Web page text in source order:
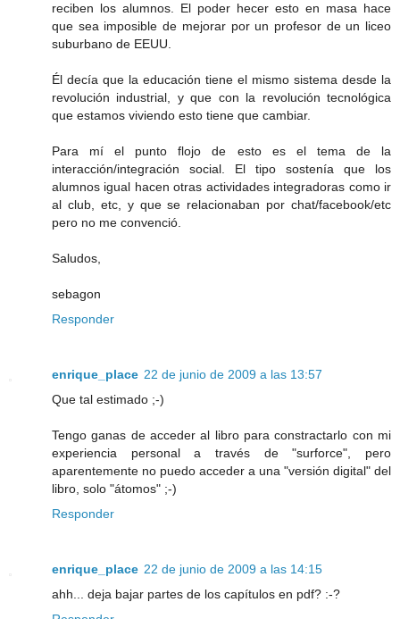
reciben los alumnos. El poder hecer esto en masa hace
que sea imposible de mejorar por un profesor de un liceo
suburbano de EEUU.
Él decía que la educación tiene el mismo sistema desde la
revolución industrial, y que con la revolución tecnológica
que estamos viviendo esto tiene que cambiar.
Para mí el punto flojo de esto es el tema de la
interacción/integración social. El tipo sostenía que los
alumnos igual hacen otras actividades integradoras como ir
al club, etc, y que se relacionaban por chat/facebook/etc
pero no me convenció.
Saludos,
sebagon
Responder
enrique_place 22 de junio de 2009 a las 13:57
Que tal estimado ;-)
Tengo ganas de acceder al libro para constractarlo con mi
experiencia personal a través de "surforce", pero
aparentemente no puedo acceder a una "versión digital" del
libro, solo "átomos" ;-)
Responder
enrique_place 22 de junio de 2009 a las 14:15
ahh... deja bajar partes de los capítulos en pdf? :-?